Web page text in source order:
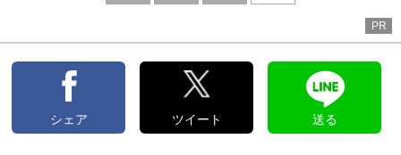
PR
シェア ツイート 送る